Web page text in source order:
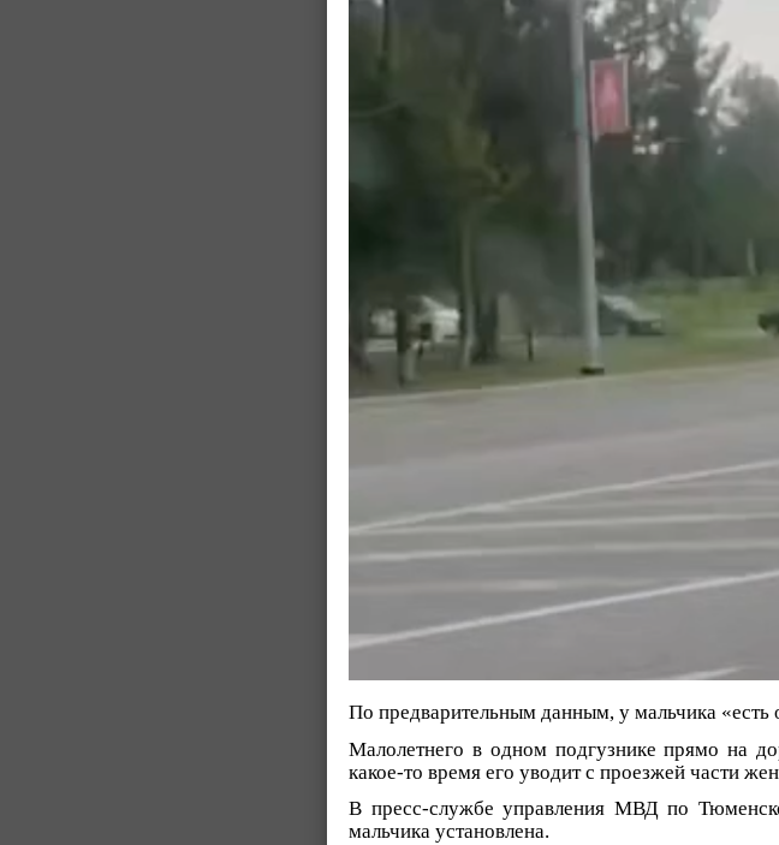
По предварительным данным, у мальчика «есть
Малолетнего в одном подгузнике прямо на
какое-то время его уводит с проезжей части
В пресс-службе управления МВД по
мальчика установлена.